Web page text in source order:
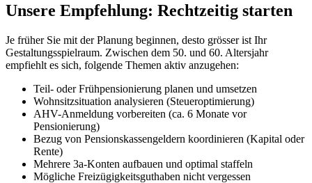
Unsere Empfehlung: Rechtzeitig starten
Je früher Sie mit der Planung beginnen, desto grösser ist Ihr
Gestaltungsspielraum. Zwischen dem 50. und 60. Altersjahr
empfiehlt es sich, folgende Themen aktiv anzugehen:
Teil- oder Frühpensionierung planen und umsetzen
Wohnsitzsituation analysieren (Steueroptimierung)
AHV-Anmeldung vorbereiten (ca. 6 Monate vor
Pensionierung)
Bezug von Pensionskassengeldern koordinieren (Kapital oder
Rente)
Mehrere 3a-Konten aufbauen und optimal staffeln
Mögliche Freizügigkeitsguthaben nicht vergessen